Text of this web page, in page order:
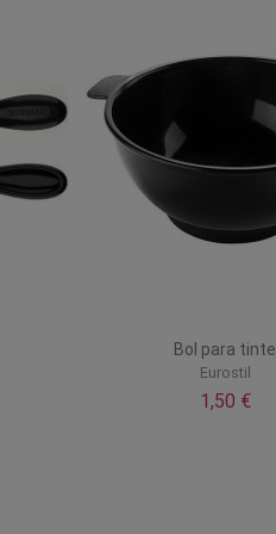
Bol para tinte
Eurostil
1,50 €